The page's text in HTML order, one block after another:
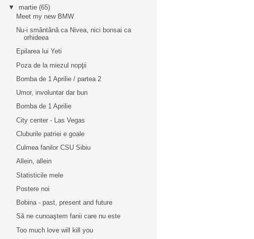
▼ martie (65)
Meet my new BMW
Nu-i smântână ca Nivea, nici bonsai ca
orhideea
Epilarea lui Yeti
Poza de la miezul nopţii
Bomba de 1 Aprilie / partea 2
Umor, involuntar dar bun
Bomba de 1 Aprilie
City center - Las Vegas
Cluburile patriei e goale
Culmea fanilor CSU Sibiu
Allein, allein
Statisticile mele
Postere noi
Bobina - past, present and future
Să ne cunoaştem fanii care nu este
Too much love will kill you